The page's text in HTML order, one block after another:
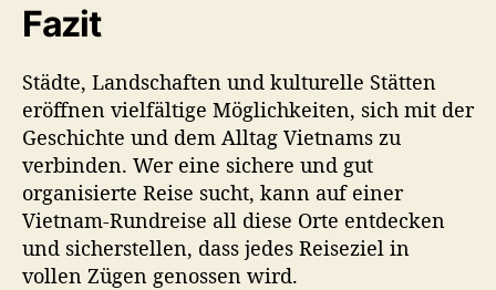
Fazit
Städte, Landschaften und kulturelle Stätten
eröffnen vielfältige Möglichkeiten, sich mit der
Geschichte und dem Alltag Vietnams zu
verbinden. Wer eine sichere und gut
organisierte Reise sucht, kann auf einer
Vietnam-Rundreise all diese Orte entdecken
und sicherstellen, dass jedes Reiseziel in
vollen Zügen genossen wird.